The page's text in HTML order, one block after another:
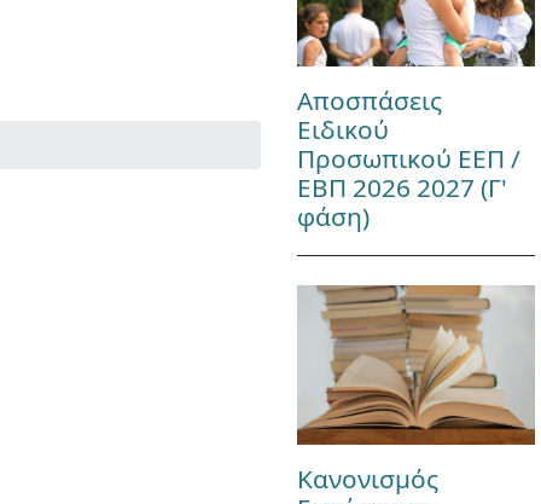
Αποσπάσεις
Ειδικού
Προσωπικού ΕΕΠ /
ΕΒΠ 2026 2027 (Γ'
φάση)
Κανονισμός